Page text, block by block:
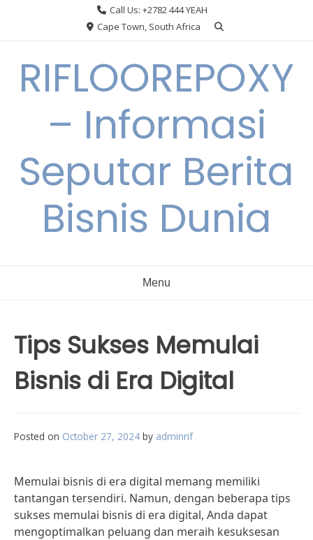
Call Us: +2782 444 YEAH
Cape Town, South Africa
RIFLOOREPOXY
– Informasi
Seputar Berita
Bisnis Dunia
Menu
Tips Sukses Memulai
Bisnis di Era Digital
Posted on October 27, 2024 by adminrif
Memulai bisnis di era digital memang memiliki
tantangan tersendiri. Namun, dengan beberapa tips
sukses memulai bisnis di era digital, Anda dapat
mengoptimalkan peluang dan meraih kesuksesan